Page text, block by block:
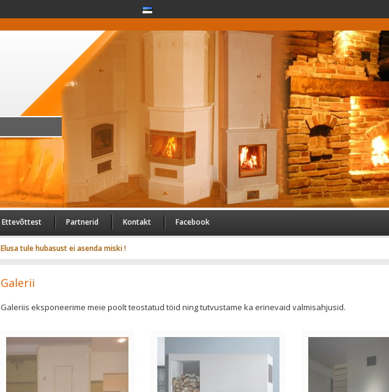
Ettevõttest Partnerid Kontakt Facebook
Elusa tule hubasust ei asenda miski !
Galerii
Galeriis eksponeerime meie poolt teostatud töid ning tutvustame ka erinevaid valmisahjusid.